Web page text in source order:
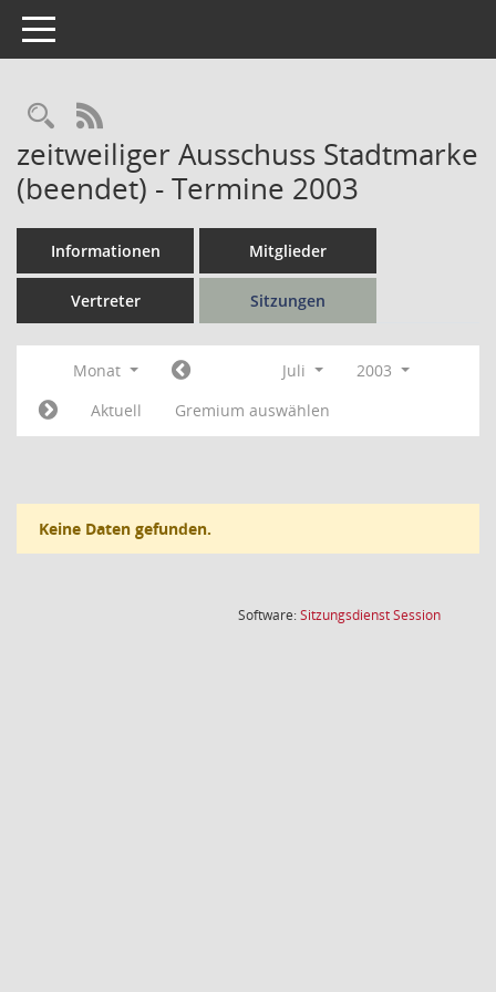
Toggle navigation
Rechercheauswahl
RSS-Feed
zeitweiliger Ausschuss Stadtmarke
(beendet) - Termine 2003
Informationen Mitglieder
Vertreter Sitzungen
Monat Juli
2003
Aktuell
Gremium auswählen
Keine Daten gefunden.
Software:SitzungsdienstSession(Wird in